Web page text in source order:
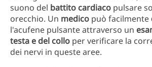
suono del battito cardiaco pulsare
orecchio. Un medico può facilmente
l'acufene pulsante attraverso un
testa e del collo per verificare la
dei nervi in queste aree.